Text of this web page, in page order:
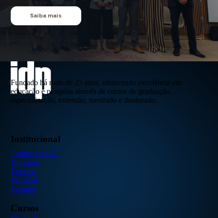
Saiba mais
Fundado há mais de 25 anos, oferecendo excelência em
educação e pesquisa através de cursos de graduação,
especialização, extensão, mestrado e doutorado.
Institucional
Conheça o IDP
Docentes
Eventos
Parcerias
Contato
Cursos